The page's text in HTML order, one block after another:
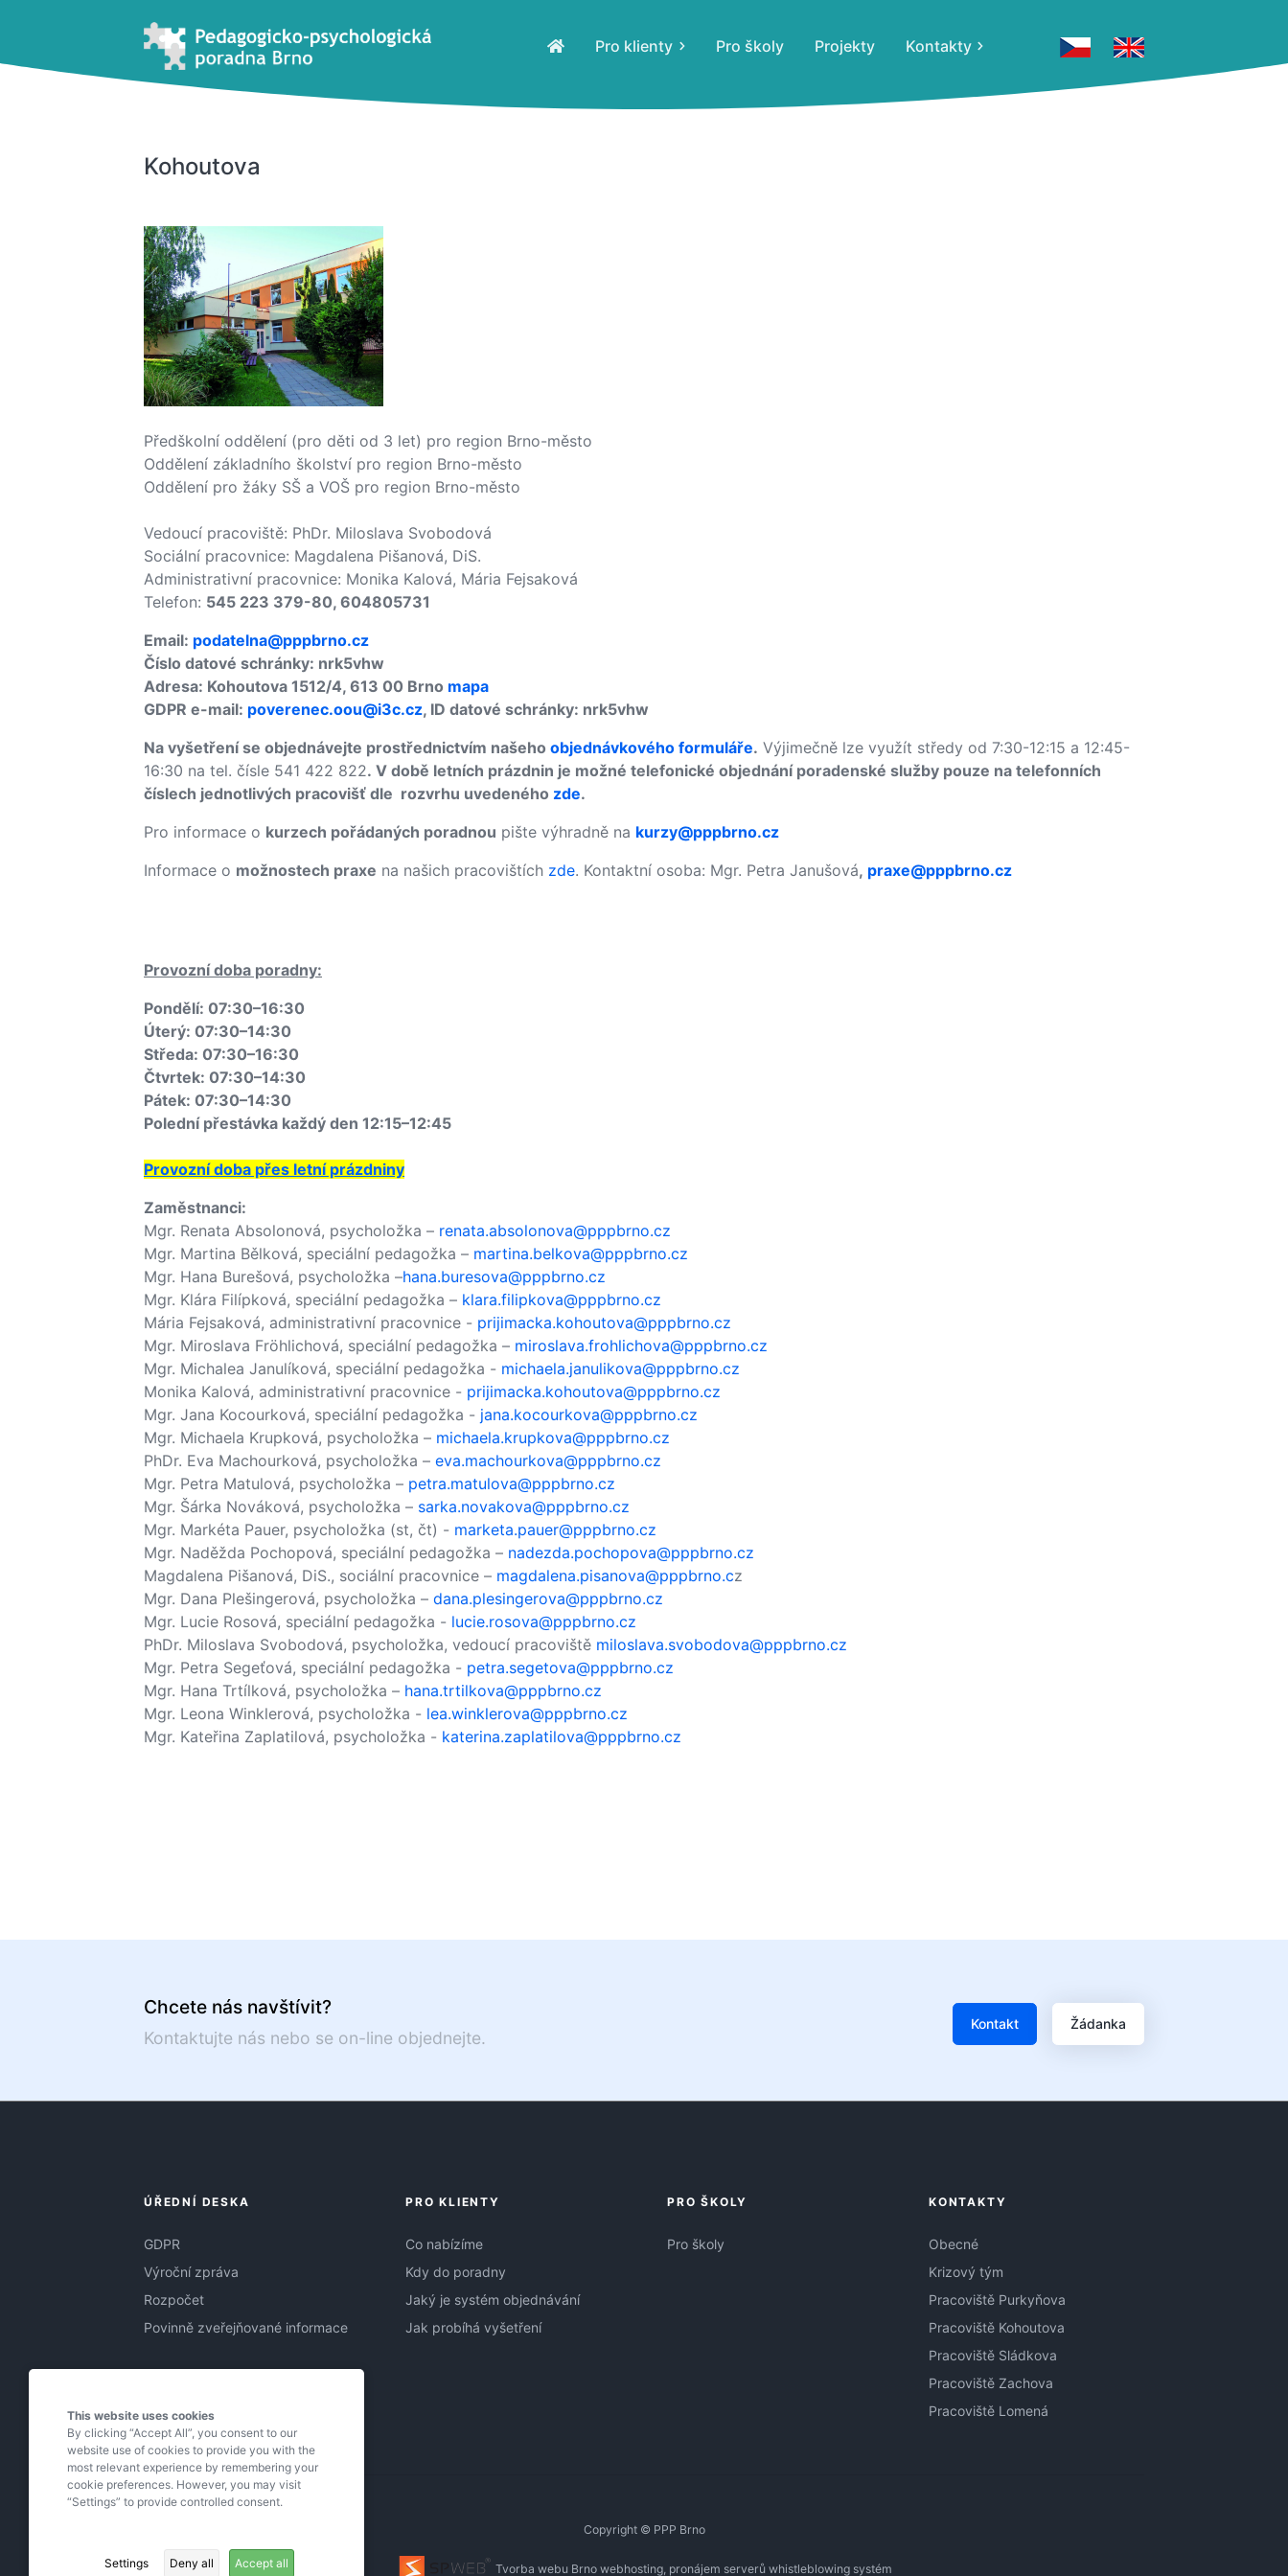
This website uses cookies
By clicking “Accept All”, you consent to our
website use of cookies to provide you with the
most relevant experience by remembering your
cookie preferences. However, you may visit
“Settings” to provide controlled consent.
Settings Deny all Accept all
Pro klienty Pro školy Projekty Kontakty
Kohoutova
Předškolní oddělení (pro děti od 3 let) pro region Brno-město
Oddělení základního školství pro region Brno-město
Oddělení pro žáky SŠ a VOŠ pro region Brno-město
Vedoucí pracoviště: PhDr. Miloslava Svobodová
Sociální pracovnice: Magdalena Pišanová, DiS.
Administrativní pracovnice: Monika Kalová, Mária Fejsaková
Telefon: 545 223 379-80, 604805731
Email: podatelna@pppbrno.cz
Číslo datové schránky: nrk5vhw
Adresa: Kohoutova 1512/4, 613 00 Brno mapa
GDPR e-mail: poverenec.oou@i3c.cz, ID datové schránky: nrk5vhw
Na vyšetření se objednávejte prostřednictvím našeho objednávkového formuláře. Výjimečně lze využít středy od 7:30-12:15 a 12:45-
16:30 na tel. čísle 541 422 822. V době letních prázdnin je možné telefonické objednání poradenské služby pouze na telefonních
číslech jednotlivých pracovišť dle rozvrhu uvedeného zde.
Pro informace o kurzech pořádaných poradnou pište výhradně na kurzy@pppbrno.cz
Informace o možnostech praxe na našich pracovištích zde. Kontaktní osoba: Mgr. Petra Janušová, praxe@pppbrno.cz
Provozní doba poradny:
Pondělí: 07:30–16:30
Úterý: 07:30–14:30
Středa: 07:30–16:30
Čtvrtek: 07:30–14:30
Pátek: 07:30–14:30
Polední přestávka každý den 12:15–12:45
Provozní doba přes letní prázdniny
Zaměstnanci:
Mgr. Renata Absolonová, psycholožka – renata.absolonova@pppbrno.cz
Mgr. Martina Bělková, speciální pedagožka – martina.belkova@pppbrno.cz
Mgr. Hana Burešová, psycholožka –hana.buresova@pppbrno.cz
Mgr. Klára Filípková, speciální pedagožka – klara.filipkova@pppbrno.cz
Mária Fejsaková, administrativní pracovnice - prijimacka.kohoutova@pppbrno.cz
Mgr. Miroslava Fröhlichová, speciální pedagožka – miroslava.frohlichova@pppbrno.cz
Mgr. Michalea Janulíková, speciální pedagožka - michaela.janulikova@pppbrno.cz
Monika Kalová, administrativní pracovnice - prijimacka.kohoutova@pppbrno.cz
Mgr. Jana Kocourková, speciální pedagožka - jana.kocourkova@pppbrno.cz
Mgr. Michaela Krupková, psycholožka – michaela.krupkova@pppbrno.cz
PhDr. Eva Machourková, psycholožka – eva.machourkova@pppbrno.cz
Mgr. Petra Matulová, psycholožka – petra.matulova@pppbrno.cz
Mgr. Šárka Nováková, psycholožka – sarka.novakova@pppbrno.cz
Mgr. Markéta Pauer, psycholožka (st, čt) - marketa.pauer@pppbrno.cz
Mgr. Naděžda Pochopová, speciální pedagožka – nadezda.pochopova@pppbrno.cz
Magdalena Pišanová, DiS., sociální pracovnice – magdalena.pisanova@pppbrno.cz
Mgr. Dana Plešingerová, psycholožka – dana.plesingerova@pppbrno.cz
Mgr. Lucie Rosová, speciální pedagožka - lucie.rosova@pppbrno.cz
PhDr. Miloslava Svobodová, psycholožka, vedoucí pracoviště miloslava.svobodova@pppbrno.cz
Mgr. Petra Segeťová, speciální pedagožka - petra.segetova@pppbrno.cz
Mgr. Hana Trtílková, psycholožka – hana.trtilkova@pppbrno.cz
Mgr. Leona Winklerová, psycholožka - lea.winklerova@pppbrno.cz
Mgr. Kateřina Zaplatilová, psycholožka - katerina.zaplatilova@pppbrno.cz
Chcete nás navštívit?
Kontaktujte nás nebo se on-line objednejte.
Kontakt Žádanka
ÚŘEDNÍ DESKA
GDPR
Výroční zpráva
Rozpočet
Povinně zveřejňované informace
PRO KLIENTY
Co nabízíme
Kdy do poradny
Jaký je systém objednávání
Jak probíhá vyšetření
PRO ŠKOLY
Pro školy
KONTAKTY
Obecné
Krizový tým
Pracoviště Purkyňova
Pracoviště Kohoutova
Pracoviště Sládkova
Pracoviště Zachova
Pracoviště Lomená
Copyright © PPP Brno
Tvorba webu Brno webhosting, pronájem serverů whistleblowing systém